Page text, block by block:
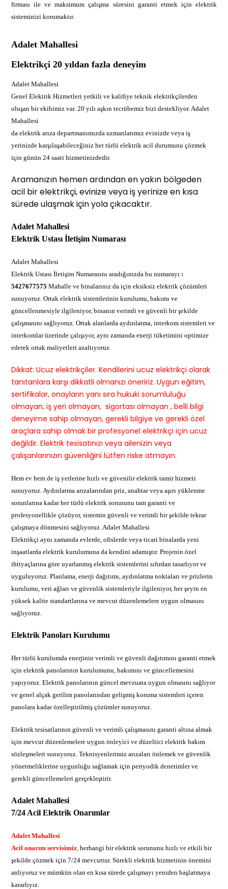
firması ile ve maksimum çalışma süresini garanti etmek için elektrik
sisteminizi korumaktır.
Adalet Mahallesi
Elektrikçi 20 yıldan fazla deneyim
Adalet Mahallesi
Genel Elektrik Hizmetleri yetkili ve kalifiye teknik elektrikçilerden
oluşan bir ekibimiz var. 20 yılı aşkın tecrübemiz bizi destekliyor. Adalet
Mahallesi
da elektrik arıza departmanımızda uzmanlarımız evinizde veya iş
yerinizde karşılaşabileceğiniz her türlü elektrik acil durumunu çözmek
için günün 24 saati hizmetinizdedir.
Aramanızın hemen ardından en yakın bölgeden
acil bir elektrikçi, evinize veya iş yerinize en kısa
sürede ulaşmak için yola çıkacaktır.
Adalet Mahallesi
Elektrik Ustası İletişim Numarası
Adalet Mahallesi
Elektrik Ustası İletişim Numarasını aradığınızda bu numarayı :
5427677575 Mahalle ve binalarınız da için eksiksiz elektrik çözümleri
sunuyoruz. Ortak elektrik sistemlerinin kurulumu, bakımı ve
güncellenmesiyle ilgileniyor, binanın verimli ve güvenli bir şekilde
çalışmasını sağlıyoruz. Ortak alanlarda aydınlatma, interkom sistemleri ve
interkomlar üzerinde çalışıyor, aynı zamanda enerji tüketimini optimize
ederek ortak maliyetleri azaltıyoruz.
Dikkat: Ucuz elektrikçiler. Kendilerini ucuz elektrikçi olarak
tanıtanlara karşı dikkatli olmanızı öneririz. Uygun eğitim,
sertifikalar, onayların yanı sıra hukuki sorumluluğu
olmayan, iş yeri olmayan, sigortası olmayan , belli bilgi
deneyime sahip olmayan, gerekli bilgiye ve gerekli özel
araçlara sahip olmak bir profesyonel elektrikçi için ucuz
değildir. Elektrik tesisatınızı veya ailenizin veya
çalışanlarınızın güvenliğini lütfen riske atmayın.
Hem ev hem de iş yerlerine hızlı ve güvenilir elektrik tamir hizmeti
sunuyoruz. Aydınlatma arızalarından priz, anahtar veya aşırı yüklenme
sorunlarına kadar her türlü elektrik sorununu tam garanti ve
profesyonellikle çözüyor, sistemin güvenli ve verimli bir şekilde tekrar
çalışmaya dönmesini sağlıyoruz. Adalet Mahallesi
Elektrikçi aynı zamanda evlerde, ofislerde veya ticari binalarda yeni
inşaatlarda elektrik kurulumuna da kendini adamıştır. Projenin özel
ihtiyaçlarına göre uyarlanmış elektrik sistemlerini sıfırdan tasarlıyor ve
uyguluyoruz. Planlama, enerji dağıtımı, aydınlatma noktaları ve prizlerin
kurulumu, veri ağları ve güvenlik sistemleriyle ilgileniyor, her şeyin en
yüksek kalite standartlarına ve mevcut düzenlemelere uygun olmasını
sağlıyoruz.
Elektrik Panoları Kurulumu
Her türlü kurulumda enerjinin verimli ve güvenli dağıtımını garanti etmek
için elektrik panolarının kurulumunu, bakımını ve güncellemesini
yapıyoruz. Elektrik panolarının güncel mevzuata uygun olmasını sağlıyor
ve genel alçak gerilim panolarından gelişmiş koruma sistemleri içeren
panolara kadar özelleştirilmiş çözümler sunuyoruz.
Elektrik tesisatlarının güvenli ve verimli çalışmasını garanti altına almak
için mevcut düzenlemelere uygun önleyici ve düzeltici elektrik bakım
sözleşmeleri sunuyoruz. Teknisyenlerimiz arızaları önlemek ve güvenlik
yönetmeliklerine uygunluğu sağlamak için periyodik denetimler ve
gerekli güncellemeleri gerçekleştirir.
Adalet Mahallesi
7/24 Acil Elektrik Onarımlar
Adalet Mahallesi
Acil onarım servisimiz, herhangi bir elektrik sorununu hızlı ve etkili bir
şekilde çözmek için 7/24 mevcuttur. Sürekli elektrik hizmetinin önemini
anlıyoruz ve mümkün olan en kısa sürede çalışmayı yeniden başlatmaya
kararlıyız.